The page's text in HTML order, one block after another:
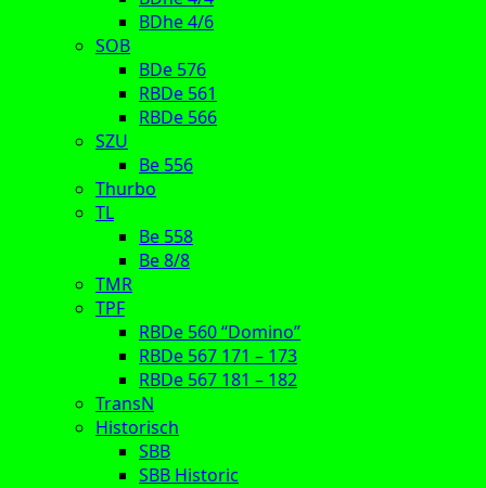
BDhe 4/6
SOB
BDe 576
RBDe 561
RBDe 566
SZU
Be 556
Thurbo
TL
Be 558
Be 8/8
TMR
TPF
RBDe 560 “Domino”
RBDe 567 171 – 173
RBDe 567 181 – 182
TransN
Historisch
SBB
SBB Historic